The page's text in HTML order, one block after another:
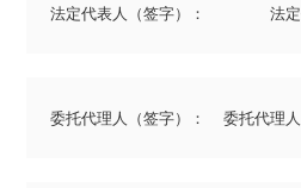
法定代表人（签字）：
委托代理人（签字）：     委托代